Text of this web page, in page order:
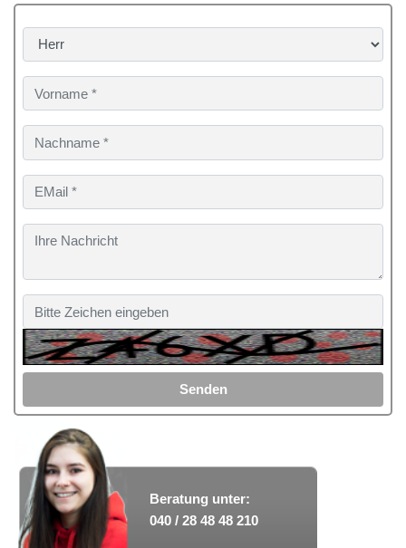
Senden
Beratung unter:
040 / 28 48 48 210